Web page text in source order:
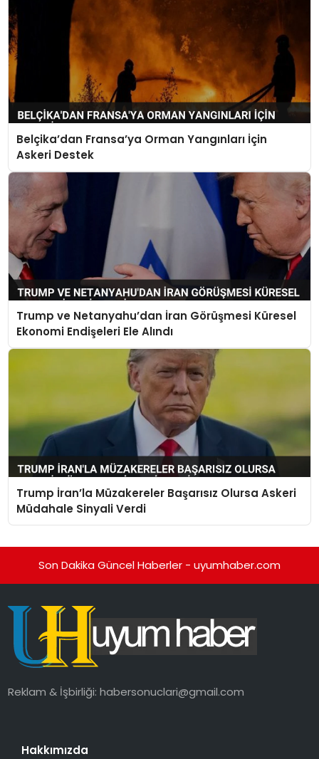
Belçika’dan Fransa’ya Orman Yangınları İçin
Askeri Destek
Trump ve Netanyahu’dan İran Görüşmesi Küresel
Ekonomi Endişeleri Ele Alındı
Trump İran’la Müzakereler Başarısız Olursa Askeri
Müdahale Sinyali Verdi
Son Dakika Güncel Haberler - uyumhaber.com
Reklam & İşbirliği:habersonuclari@gmail.com
Hakkımızda